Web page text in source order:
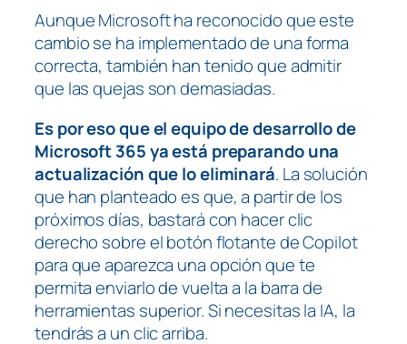
Aunque Microsoft ha reconocido que este
cambio se ha implementado de una forma
correcta, también han tenido que admitir
que las quejas son demasiadas.
Es por eso que el equipo de desarrollo de
Microsoft 365 ya está preparando una
actualización que lo eliminará. La solución
que han planteado es que, a partir de los
próximos días, bastará con hacer clic
derecho sobre el botón flotante de Copilot
para que aparezca una opción que te
permita enviarlo de vuelta a la barra de
herramientas superior. Si necesitas la IA, la
tendrás a un clic arriba.